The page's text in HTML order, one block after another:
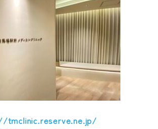
tmclinic.reserve.ne.jp/